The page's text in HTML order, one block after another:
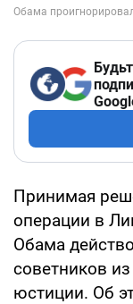
Принимая
операции в
Обама
советников
юстиции. Об